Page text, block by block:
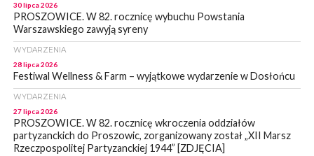
30 lipca 2026
PROSZOWICE. W 82. rocznicę wybuchu Powstania
Warszawskiego zawyją syreny
WYDARZENIA
28 lipca 2026
Festiwal Wellness & Farm – wyjątkowe wydarzenie w Dosłońcu
WYDARZENIA
27 lipca 2026
PROSZOWICE. W 82. rocznicę wkroczenia oddziałów
partyzanckich do Proszowic, zorganizowany został „XII Marsz
Rzeczpospolitej Partyzanckiej 1944” [ZDJĘCIA]